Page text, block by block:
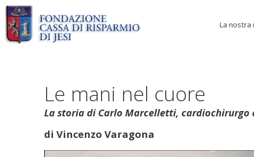
Vai
al
contenuto
La nostra
Le mani nel cuore
La storia di Carlo Marcelletti,
di Vincenzo Varagona